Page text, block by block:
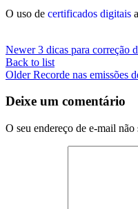
O uso de certificados digitais
Newer 3 dicas para correção
Back to list
Older Recorde nas emissões
Deixe um comentário
O seu endereço de e-mail não